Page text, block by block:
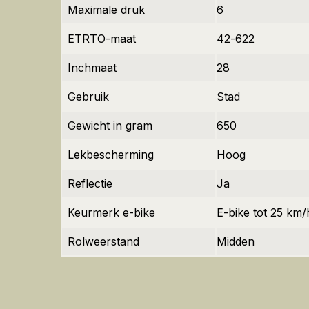
Maximale druk 6
ETRTO-maat 42-622
Inchmaat 28
Gebruik Stad
Gewicht in gram 650
Lekbescherming Hoog
Reflectie Ja
Keurmerk e-bike E-bike tot 25 km/
Rolweerstand Midden